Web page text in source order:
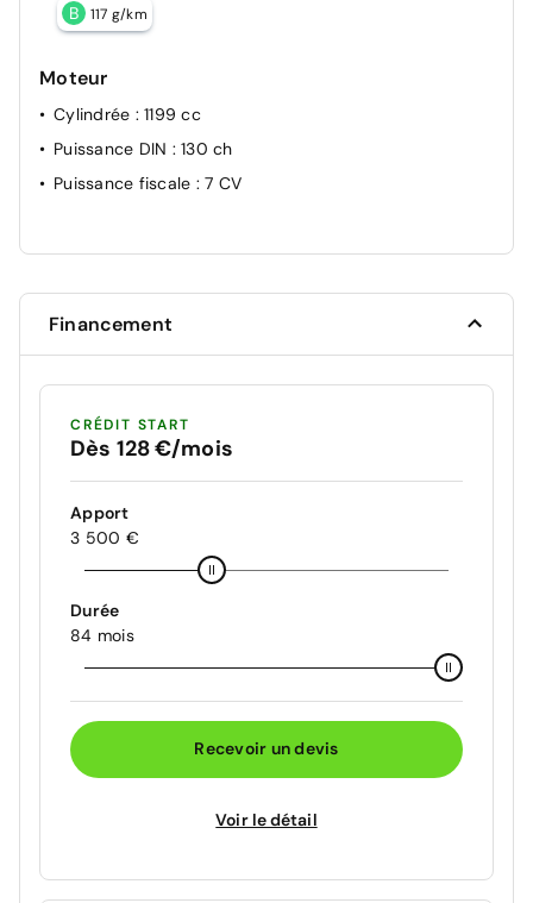
B 117 g/km
Moteur
Cylindrée : 1199 cc
Puissance DIN : 130 ch
Puissance fiscale : 7 CV
Financement
CRÉDIT START
Dès 128 €/mois
Apport
3 500 €
Durée
84 mois
Recevoir un devis
Voir le détail